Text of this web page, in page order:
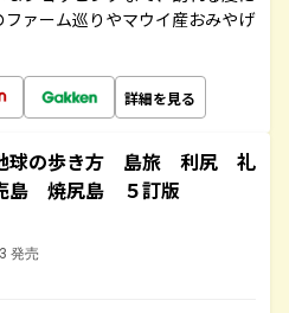
ァーム巡りやマウイ産おみやげ
詳細を見る
球の歩き方 島旅 利尻 礼
島 焼尻島 ５訂版
発売